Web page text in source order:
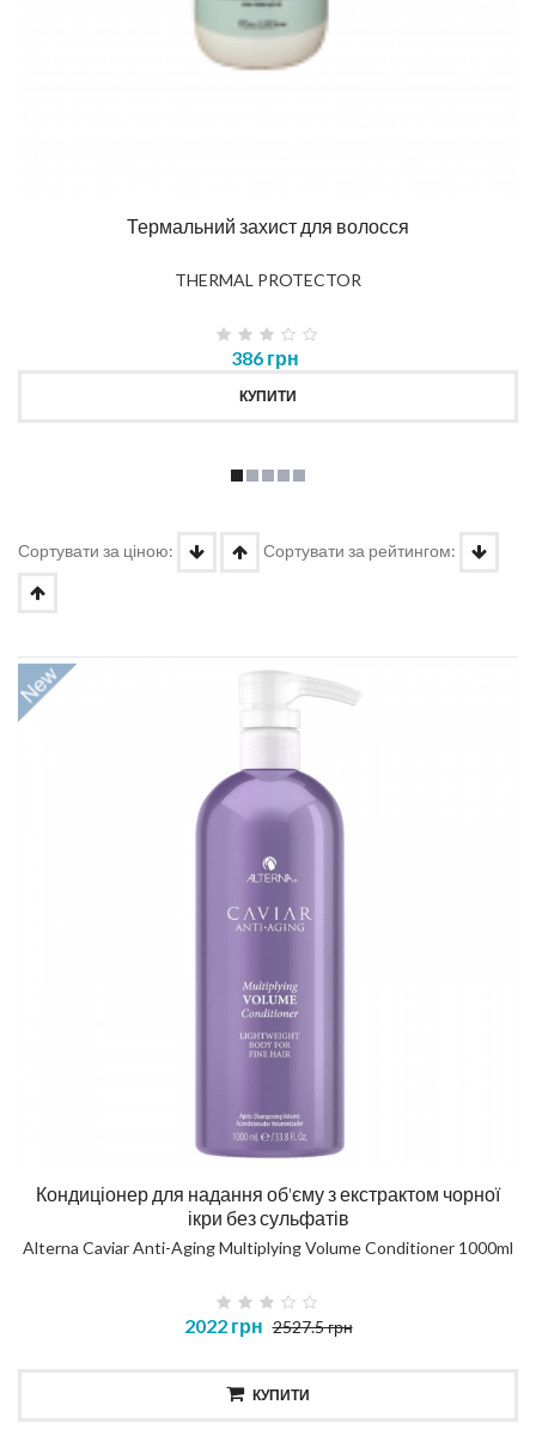
Термальний захист для волосся
THERMAL PROTECTOR
386 грн
КУПИТИ
Сортувати за ціною: Сортувати за рейтингом:
Кондиціонер для надання об'єму з екстрактом чорної
ікри без сульфатів
Alterna Caviar Anti-Aging Multiplying Volume Conditioner 1000ml
2022 грн 2527.5 грн
КУПИТИ